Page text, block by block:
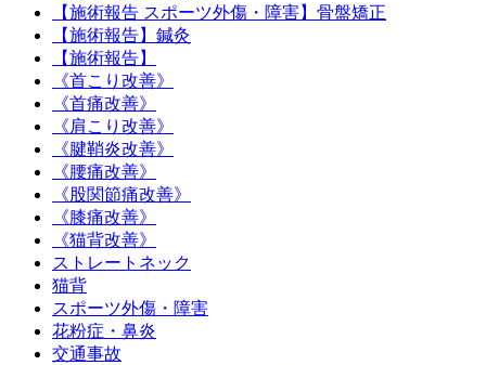
【施術報告 スポーツ外傷・障害】骨盤矯正
【施術報告】鍼灸
【施術報告】
《首こり改善》
《首痛改善》
《肩こり改善》
《腱鞘炎改善》
《腰痛改善》
《股関節痛改善》
《膝痛改善》
《猫背改善》
ストレートネック
猫背
スポーツ外傷・障害
花粉症・鼻炎
交通事故